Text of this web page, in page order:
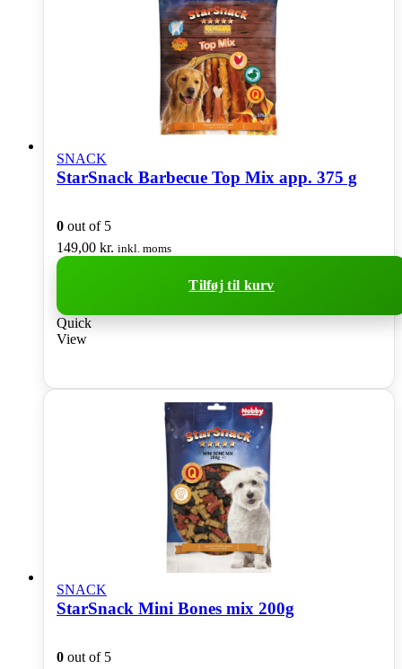
SNACK
StarSnack Barbecue Top Mix app. 375 g
0 out of 5
149,00 kr. inkl. moms
Tilføj til kurv
Quick
View
SNACK
StarSnack Mini Bones mix 200g
0 out of 5